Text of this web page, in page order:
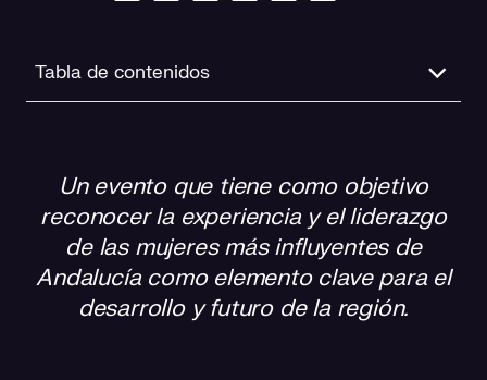
Tabla de contenidos
Jornada de experiencias y liderazgo femenino
Compromiso con la igualdad y el empoderamiento
femenino
Un evento que tiene como objetivo
reconocer la experiencia y el liderazgo
de las mujeres más influyentes de
Andalucía como elemento clave para el
desarrollo y futuro de la región.